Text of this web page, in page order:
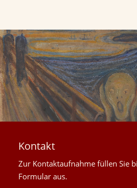
Kontakt
Zur Kontaktaufnahme füllen Sie
Formular aus.